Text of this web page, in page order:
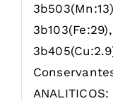
3b103(Fe:29),
ANALITICOS: